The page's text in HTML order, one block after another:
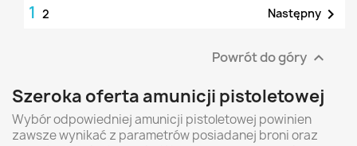
1 2 Następny 
Powrót do góry 
Szeroka oferta amunicji pistoletowej
Wybór odpowiedniej amunicji pistoletowej powinien
zawsze wynikać z parametrów posiadanej broni oraz